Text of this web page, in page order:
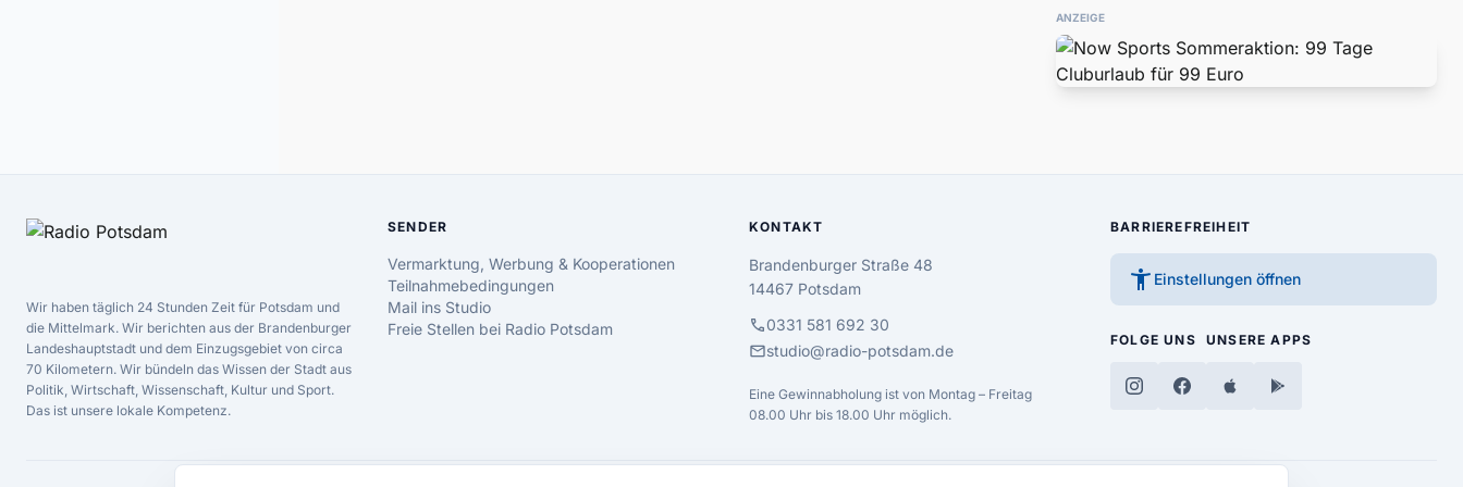
ANZEIGE
Wir haben täglich 24 Stunden Zeit für Potsdam und
die Mittelmark. Wir berichten aus der Brandenburger
Landeshauptstadt und dem Einzugsgebiet von circa
70 Kilometern. Wir bündeln das Wissen der Stadt aus
Politik, Wirtschaft, Wissenschaft, Kultur und Sport.
Das ist unsere lokale Kompetenz.
SENDER
Vermarktung, Werbung & Kooperationen
Teilnahmebedingungen
Mail ins Studio
Freie Stellen bei Radio Potsdam
KONTAKT
Brandenburger Straße 48
14467 Potsdam
call0331 581 692 30
mailstudio@radio-potsdam.de
Eine Gewinnabholung ist von Montag – Freitag
08.00 Uhr bis 18.00 Uhr möglich.
BARRIEREFREIHEIT
accessibility_new Einstellungen öffnen
FOLGE UNS UNSERE APPS